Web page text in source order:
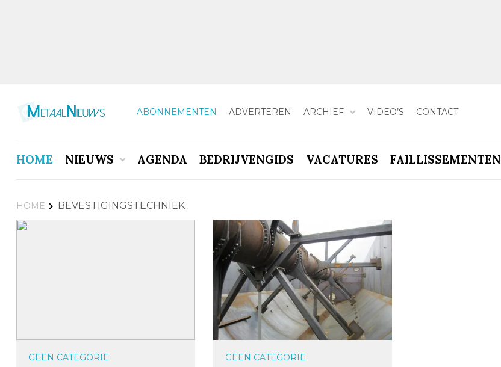
ABONNEMENTEN ADVERTEREN ARCHIEF VIDEO’S CONTACT
HOME NIEUWS AGENDA BEDRIJVENGIDS VACATURES FAILLISSEMENTEN
HOME BEVESTIGINGSTECHNIEK
GEEN CATEGORIE GEEN CATEGORIE